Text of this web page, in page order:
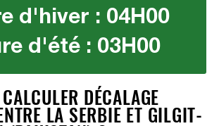
d'hiver : 04H00
d'été : 03H00
DÉCALAGE
LA SERBIE ET GILGIT-